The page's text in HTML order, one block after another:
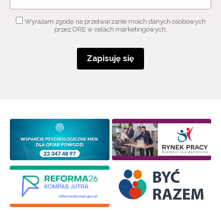
Wyrażam zgodę na przetwarzanie moich danych osobowych
przez ORE w celach marketingowych.
Zapisuję się